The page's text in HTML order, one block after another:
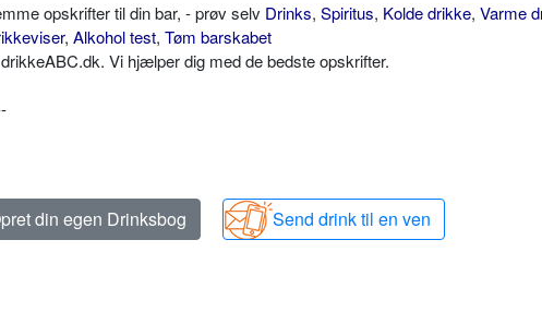
opskrifter til din bar, - prøv selv Drinks, Spiritus, Kolde drikke, Varme
, Alkohol test, Tøm barskabet
Vi hjælper dig med de bedste opskrifter.
din egen Drinksbog
Send drink til en ven